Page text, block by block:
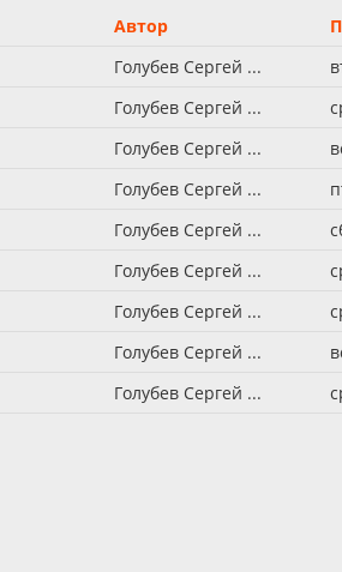
Автор
Голубев Сергей ...
Голубев Сергей ...
Голубев Сергей ...
Голубев Сергей ...
Голубев Сергей ...
Голубев Сергей ...
Голубев Сергей ...
Голубев Сергей ...
Голубев Сергей ...